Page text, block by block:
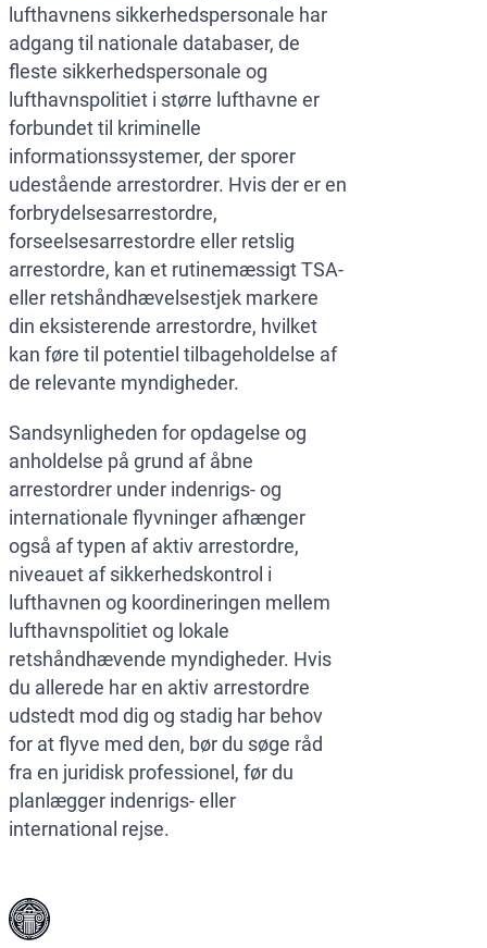
lufthavnens sikkerhedspersonale har
adgang til nationale databaser, de
fleste sikkerhedspersonale og
lufthavnspolitiet i større lufthavne er
forbundet til kriminelle
informationssystemer, der sporer
udestående arrestordrer. Hvis der er en
forbrydelsesarrestordre,
forseelsesarrestordre eller retslig
arrestordre, kan et rutinemæssigt TSA-
eller retshåndhævelsestjek markere
din eksisterende arrestordre, hvilket
kan føre til potentiel tilbageholdelse af
de relevante myndigheder.
Sandsynligheden for opdagelse og
anholdelse på grund af åbne
arrestordrer under indenrigs- og
internationale flyvninger afhænger
også af typen af aktiv arrestordre,
niveauet af sikkerhedskontrol i
lufthavnen og koordineringen mellem
lufthavnspolitiet og lokale
retshåndhævende myndigheder. Hvis
du allerede har en aktiv arrestordre
udstedt mod dig og stadig har behov
for at flyve med den, bør du søge råd
fra en juridisk professionel, før du
planlægger indenrigs- eller
international rejse.